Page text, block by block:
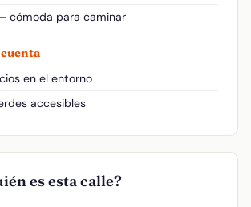
cómoda para caminar
en el entorno
accesibles
es esta calle?